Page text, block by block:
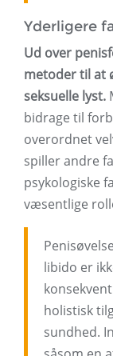
Yderligere
Ud over
metoder til at
seksuelle lyst.
bidrage til
overordnet
spiller andre
psykologiske
væsentlige
libido er
holistisk
sundhed.